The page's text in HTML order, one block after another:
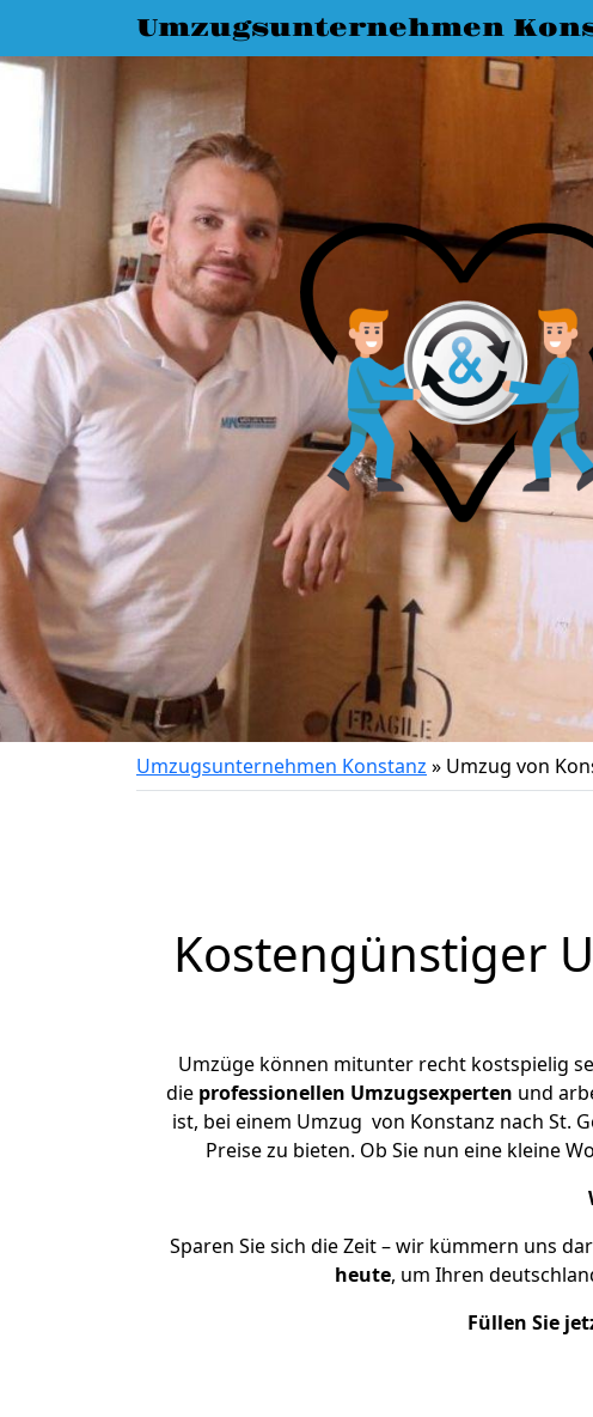
Umzugsunternehmen
Umzugsunternehmen Konstanz » Umzug von
Kostengünstiger
Umzüge können mitunter recht kostspielig
die professionellen Umzugsexperten und
ist, bei einem Umzug von Konstanz nach St.
Preise zu bieten. Ob Sie nun eine kleine
Sparen Sie sich die Zeit – wir kümmern uns
heute, um Ihren
Füllen Sie